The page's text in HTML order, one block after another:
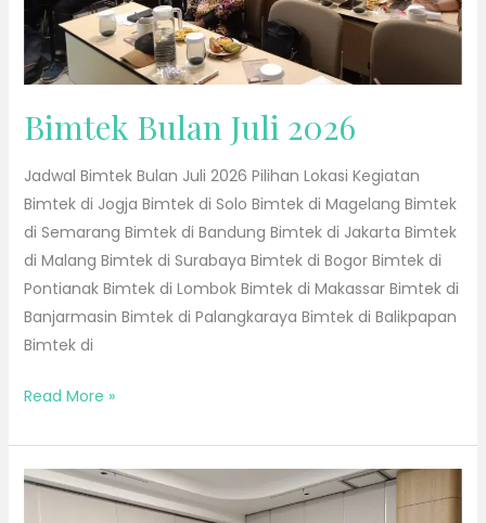
Bimtek Bulan Juli 2026
Jadwal Bimtek Bulan Juli 2026 Pilihan Lokasi Kegiatan
Bimtek di Jogja Bimtek di Solo Bimtek di Magelang Bimtek
di Semarang Bimtek di Bandung Bimtek di Jakarta Bimtek
di Malang Bimtek di Surabaya Bimtek di Bogor Bimtek di
Pontianak Bimtek di Lombok Bimtek di Makassar Bimtek di
Banjarmasin Bimtek di Palangkaraya Bimtek di Balikpapan
Bimtek di
Read More »
Bimtek